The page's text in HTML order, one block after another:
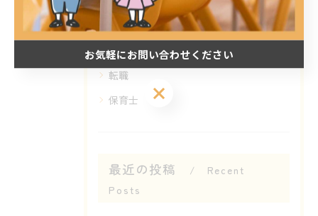
パート
熊本市の放課後等デイサービス
転職
保育士
最近の投稿
Recent
Posts
お気軽にお問い合わせください
お気軽にお問い合わせください